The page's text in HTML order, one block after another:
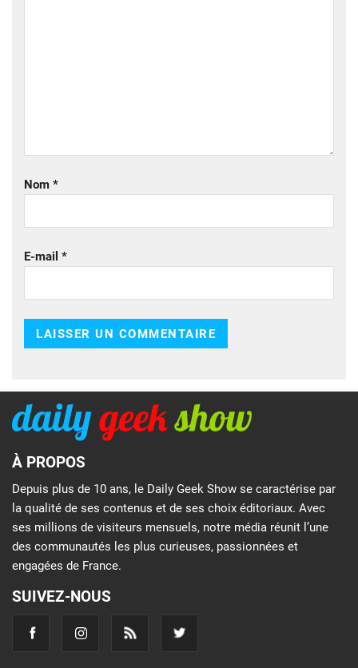
Nom *
E-mail *
À PROPOS
Depuis plus de 10 ans, le Daily Geek Show se caractérise par
la qualité de ses contenus et de ses choix éditoriaux. Avec
ses millions de visiteurs mensuels, notre média réunit l’une
des communautés les plus curieuses, passionnées et
engagées de France.
SUIVEZ-NOUS